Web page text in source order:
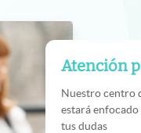
Atención
Nuestro centro
estará enfocado
tus dudas